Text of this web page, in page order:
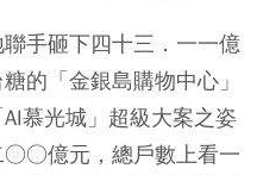
手砸下四十三．一一億
的「金銀島購物中心」
慕光城」超級大案之姿
○○億元，總戶數上看一